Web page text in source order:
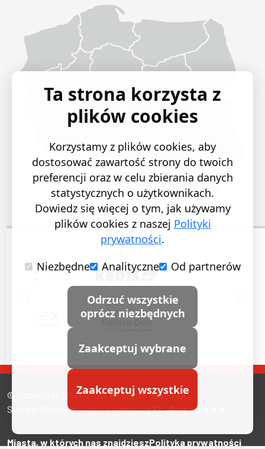
POPRZEDNI SLAJD
© Copyrights 2007-2026. All Rights Reserved.
System Megacennik jest własnościąEL-Plus sp. z o.o.
Miasta, w których nas znajdzieszPolityka prywatności
Ta strona korzysta z
plików cookies
Korzystamy z plików cookies, aby
dostosować zawartość strony do twoich
preferencji oraz w celu zbierania danych
statystycznych o użytkownikach.
Dowiedz się więcej o tym, jak używamy
plików cookies z naszej Polityki
prywatności.
Niezbędne
Analityczne Od partnerów
Odrzuć wszystkie
oprócz niezbędnych
Zaakceptuj wybrane
Zaakceptuj wszystkie